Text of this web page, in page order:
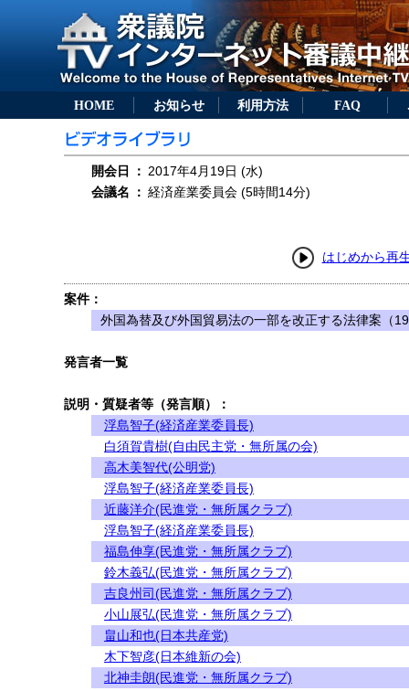
HOME お知らせ 利用方法 FAQ
開会日 ： 2017年4月19日 (水)
会議名
： 経済産業委員会 (5時間14分)
はじめから再
案件：
外国為替及び外国貿易法の一部を改正する法律案（
発言者一覧
説明・質疑者等（発言順）：
浮島智子(経済産業委員長)
白須賀貴樹(自由民主党・無所属の会)
高木美智代(公明党)
浮島智子(経済産業委員長)
近藤洋介(民進党・無所属クラブ)
浮島智子(経済産業委員長)
福島伸享(民進党・無所属クラブ)
鈴木義弘(民進党・無所属クラブ)
吉良州司(民進党・無所属クラブ)
小山展弘(民進党・無所属クラブ)
畠山和也(日本共産党)
木下智彦(日本維新の会)
北神圭朗(民進党・無所属クラブ)